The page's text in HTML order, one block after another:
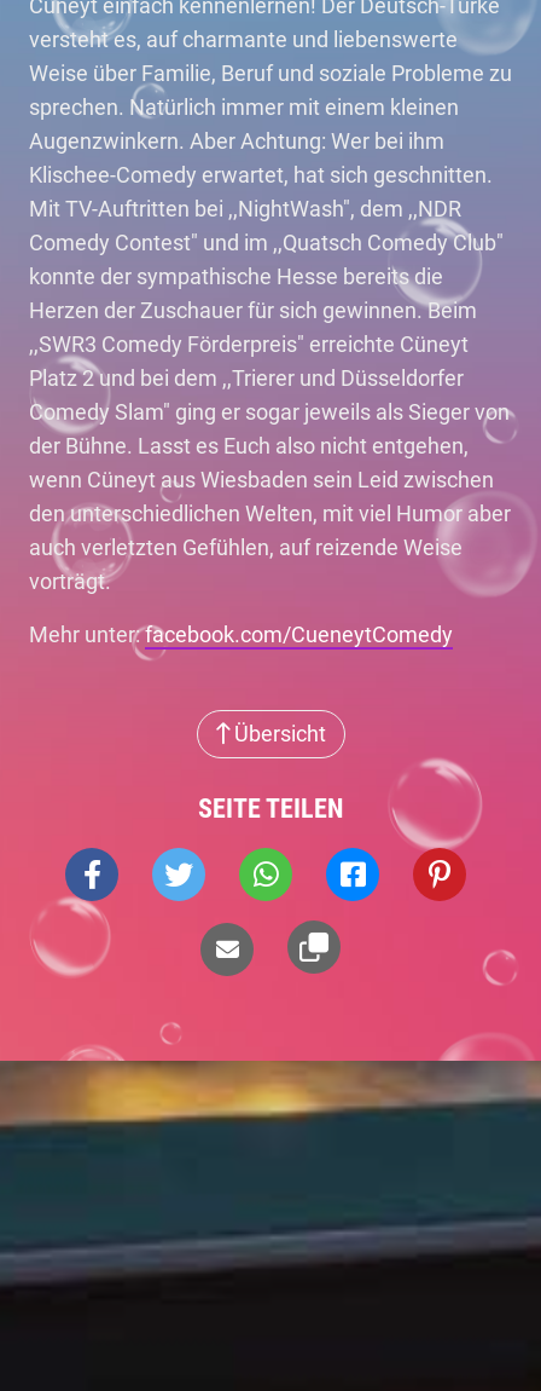
Cüneyt einfach kennenlernen! Der Deutsch-Türke
versteht es, auf charmante und liebenswerte
Weise über Familie, Beruf und soziale Probleme zu
sprechen. Natürlich immer mit einem kleinen
Augenzwinkern. Aber Achtung: Wer bei ihm
Klischee-Comedy erwartet, hat sich geschnitten.
Mit TV-Auftritten bei ,,NightWash", dem ,,NDR
Comedy Contest" und im ,,Quatsch Comedy Club"
konnte der sympathische Hesse bereits die
Herzen der Zuschauer für sich gewinnen. Beim
,,SWR3 Comedy Förderpreis" erreichte Cüneyt
Platz 2 und bei dem ,,Trierer und Düsseldorfer
Comedy Slam" ging er sogar jeweils als Sieger von
der Bühne. Lasst es Euch also nicht entgehen,
wenn Cüneyt aus Wiesbaden sein Leid zwischen
den unterschiedlichen Welten, mit viel Humor aber
auch verletzten Gefühlen, auf reizende Weise
vorträgt.
Mehr unter:facebook.com/CueneytComedy
Übersicht
SEITE TEILEN